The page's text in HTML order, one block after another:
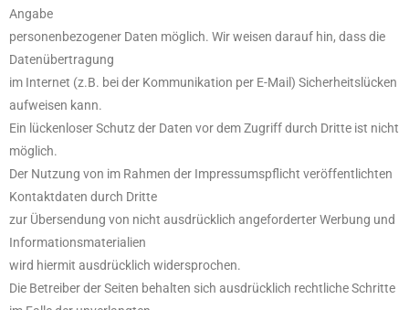
Angabe
personenbezogener Daten möglich. Wir weisen darauf hin, dass die
Datenübertragung
im Internet (z.B. bei der Kommunikation per E-Mail) Sicherheitslücken
aufweisen kann.
Ein lückenloser Schutz der Daten vor dem Zugriff durch Dritte ist nicht
möglich.
Der Nutzung von im Rahmen der Impressumspflicht veröffentlichten
Kontaktdaten durch Dritte
zur Übersendung von nicht ausdrücklich angeforderter Werbung und
Informationsmaterialien
wird hiermit ausdrücklich widersprochen.
Die Betreiber der Seiten behalten sich ausdrücklich rechtliche Schritte